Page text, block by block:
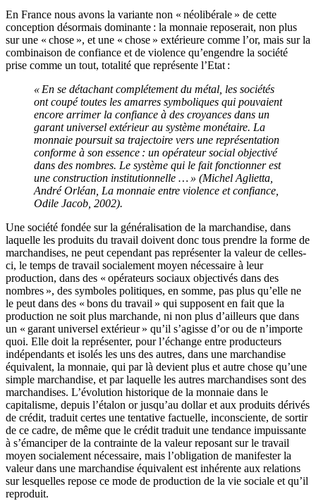
En France nous avons la variante non « néolibérale » de cette
conception désormais dominante : la monnaie reposerait, non plus
sur une « chose », et une « chose » extérieure comme l’or, mais sur la
combinaison de confiance et de violence qu’engendre la société
prise comme un tout, totalité que représente l’Etat :
« En se détachant complétement du métal, les sociétés
ont coupé toutes les amarres symboliques qui pouvaient
encore arrimer la confiance à des croyances dans un
garant universel extérieur au système monétaire. La
monnaie poursuit sa trajectoire vers une représentation
conforme à son essence : un opérateur social objectivé
dans des nombres. Le système qui le fait fonctionner est
une construction institutionnelle … » (Michel Aglietta,
André Orléan, La monnaie entre violence et confiance,
Odile Jacob, 2002).
Une société fondée sur la généralisation de la marchandise, dans
laquelle les produits du travail doivent donc tous prendre la forme de
marchandises, ne peut cependant pas représenter la valeur de celles-
ci, le temps de travail socialement moyen nécessaire à leur
production, dans des « opérateurs sociaux objectivés dans des
nombres », des symboles politiques, en somme, pas plus qu’elle ne
le peut dans des « bons du travail » qui supposent en fait que la
production ne soit plus marchande, ni non plus d’ailleurs que dans
un « garant universel extérieur » qu’il s’agisse d’or ou de n’importe
quoi. Elle doit la représenter, pour l’échange entre producteurs
indépendants et isolés les uns des autres, dans une marchandise
équivalent, la monnaie, qui par là devient plus et autre chose qu’une
simple marchandise, et par laquelle les autres marchandises sont des
marchandises. L’évolution historique de la monnaie dans le
capitalisme, depuis l’étalon or jusqu’au dollar et aux produits dérivés
de crédit, traduit certes une tentative factuelle, inconsciente, de sortir
de ce cadre, de même que le crédit traduit une tendance impuissante
à s’émanciper de la contrainte de la valeur reposant sur le travail
moyen socialement nécessaire, mais l’obligation de manifester la
valeur dans une marchandise équivalent est inhérente aux relations
sur lesquelles repose ce mode de production de la vie sociale et qu’il
reproduit.